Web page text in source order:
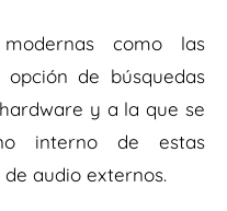
como las
de búsquedas
y a la que se
interno de estas
audio externos.